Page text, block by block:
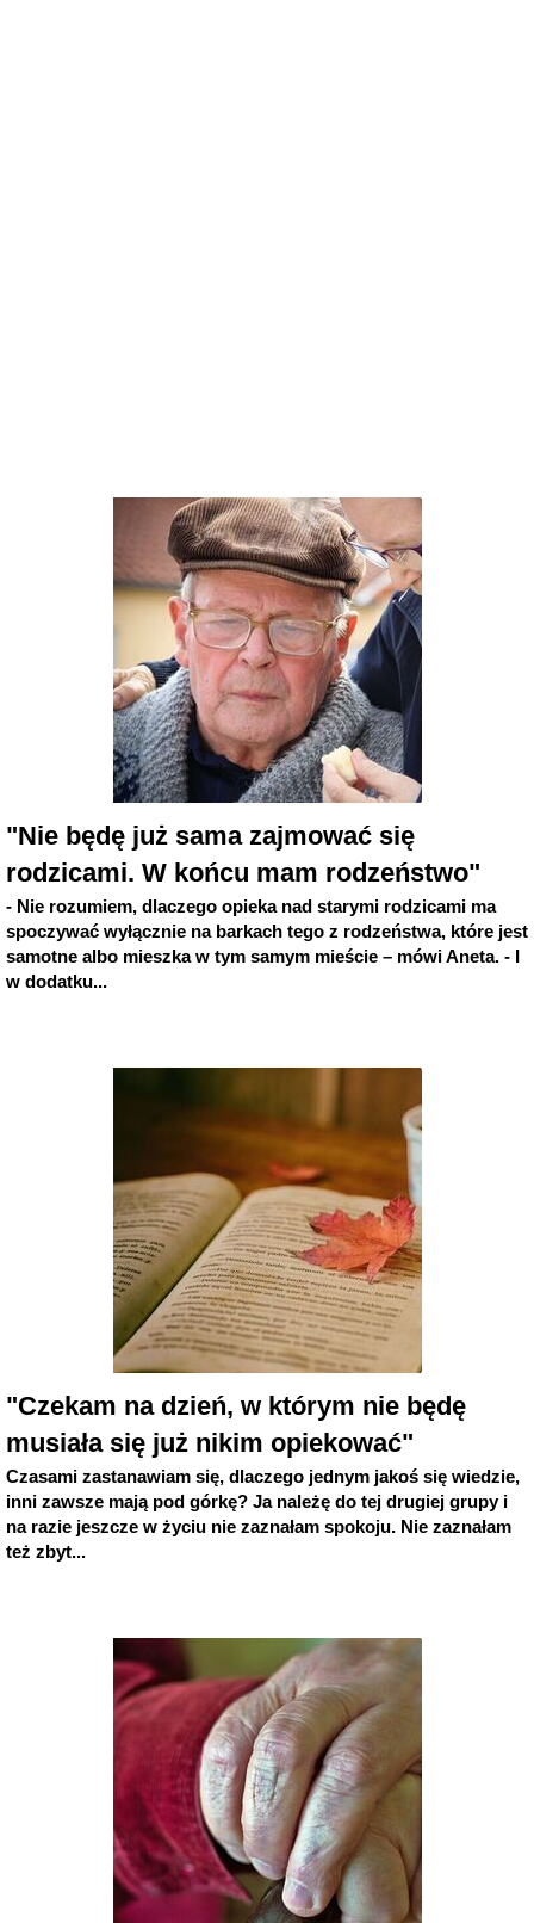
"Nie będę już sama zajmować się
rodzicami. W końcu mam rodzeństwo"
- Nie rozumiem, dlaczego opieka nad starymi rodzicami ma
spoczywać wyłącznie na barkach tego z rodzeństwa, które jest
samotne albo mieszka w tym samym mieście – mówi Aneta. - I
w dodatku...
"Czekam na dzień, w którym nie będę
musiała się już nikim opiekować"
Czasami zastanawiam się, dlaczego jednym jakoś się wiedzie,
inni zawsze mają pod górkę? Ja należę do tej drugiej grupy i
na razie jeszcze w życiu nie zaznałam spokoju. Nie zaznałam
też zbyt...